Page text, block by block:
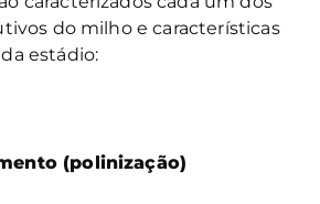
do milho e características
estádio:
(polinização)